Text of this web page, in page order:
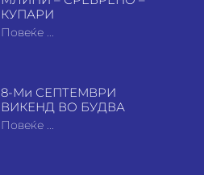
КУПАРИ
Повеќе ...
8-Ми СЕПТЕМВРИ
ВИКЕНД ВО БУДВА
Повеќе ...